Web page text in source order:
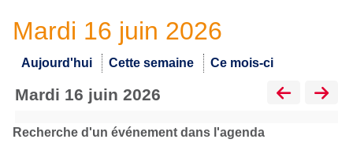
Mardi 16 juin 2026
Aujourd'hui Cette semaine Ce mois-ci
mardi 16 juin 2026
Recherche d'un événement dans l'agenda